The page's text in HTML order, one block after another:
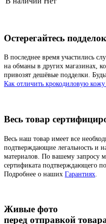
Остерегайтесь
В последнее время участились
на обманы в других магазинах,
привозят дешёвые подделки.
Как отличить крокодиловую
Весь товар
Весь наш товар имеет все
подтверждающие легальность и
материалов. По вашему запросу
сертификата подтверждающего
Подробнее о наших Гарантиях
Живые фото
перед отправкой